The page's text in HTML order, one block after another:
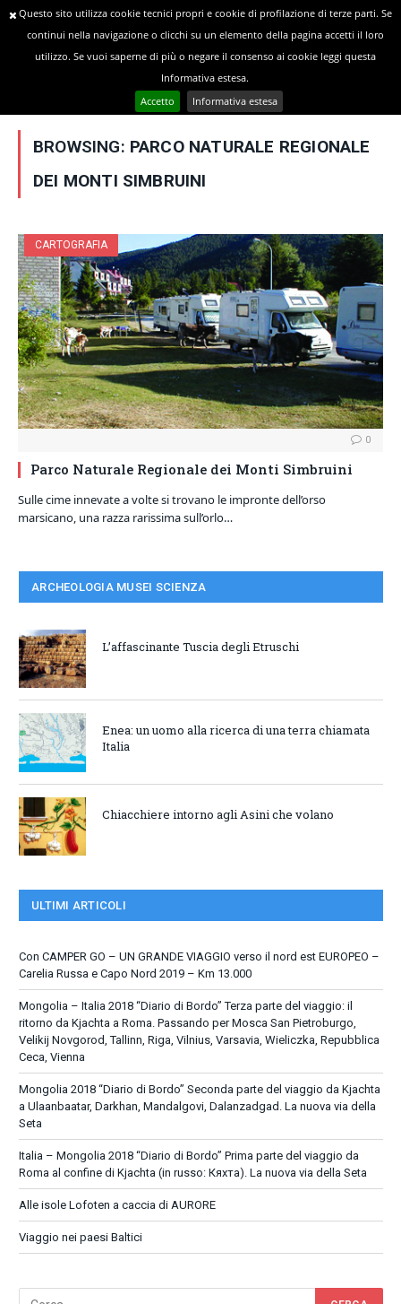
Posts Tagged "Parco Naturale Regionale dei Monti Simbruini"
BROWSING: PARCO NATURALE REGIONALE
DEI MONTI SIMBRUINI
CARTOGRAFIA
0
Parco Naturale Regionale dei Monti Simbruini
Sulle cime innevate a volte si trovano le impronte dell’orso
marsicano, una razza rarissima sull’orlo…
ARCHEOLOGIA MUSEI SCIENZA
L’affascinante Tuscia degli Etruschi
Enea: un uomo alla ricerca di una terra chiamata
Italia
Chiacchiere intorno agli Asini che volano
ULTIMI ARTICOLI
Con CAMPER GO – UN GRANDE VIAGGIO verso il nord est EUROPEO –
Carelia Russa e Capo Nord 2019 – Km 13.000
Mongolia – Italia 2018 “Diario di Bordo” Terza parte del viaggio: il
ritorno da Kjachta a Roma. Passando per Mosca San Pietroburgo,
Velikij Novgorod, Tallinn, Riga, Vilnius, Varsavia, Wieliczka, Repubblica
Ceca, Vienna
Mongolia 2018 “Diario di Bordo” Seconda parte del viaggio da Kjachta
a Ulaanbaatar, Darkhan, Mandalgovi, Dalanzadgad. La nuova via della
Seta
Italia – Mongolia 2018 “Diario di Bordo” Prima parte del viaggio da
Roma al confine di Kjachta (in russo: Кяхта). La nuova via della Seta
Alle isole Lofoten a caccia di AURORE
Viaggio nei paesi Baltici
Questo sito utilizza cookie tecnici propri e cookie di profilazione di terze parti. Se
continui nella navigazione o clicchi su un elemento della pagina accetti il loro
utilizzo. Se vuoi saperne di più o negare il consenso ai cookie leggi questa
Informativa estesa.
Accetto
Informativa estesa